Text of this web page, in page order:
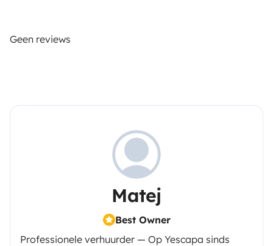
Geen reviews
Matej
Best Owner
Professionele verhuurder — Op Yescapa sinds